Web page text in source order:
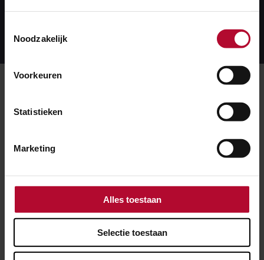
Noodzakelijk
Voorkeuren
Statistieken
Marketing
Alles toestaan
Selectie toestaan
hier
de
Coert Krabbe (aflevering 1) en Michiel
Kinkelder, Maarten Kleingeld & kunstenaarscollectief
Disclaimer:
de verhalen van Oud nieuws zijn gebaseerd
personages zijn fictief. Elke overeenkomst of